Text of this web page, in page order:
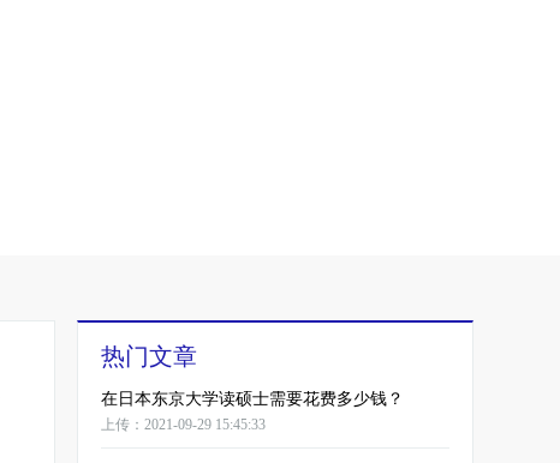
热门文章
在日本东京大学读硕士需要花费多少钱？
上传：2021-09-29 15:45:33